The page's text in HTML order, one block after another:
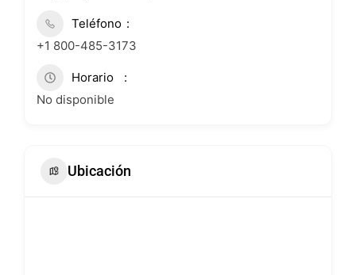
Teléfono
+1 800-485-3173
Horario
No disponible
Ubicación